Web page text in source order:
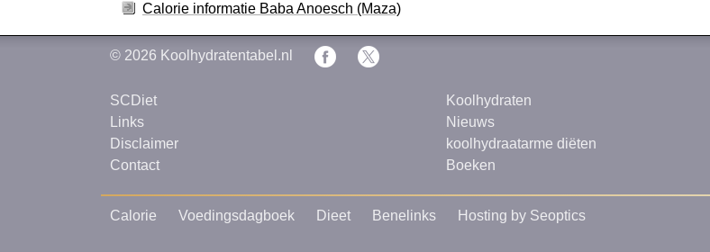
Calorie informatie Baba Anoesch (Maza)
© 2026 Koolhydratentabel.nl
SCDiet
Links
Disclaimer
Contact
Koolhydraten
Nieuws
koolhydraatarme diëten
Boeken
Calorie Voedingsdagboek Dieet Benelinks Hosting by Seoptics